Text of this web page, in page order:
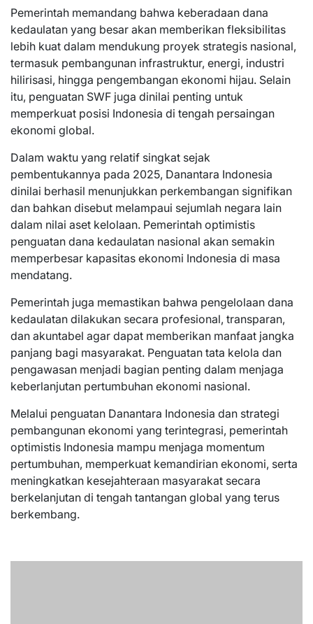
Pemerintah memandang bahwa keberadaan dana
kedaulatan yang besar akan memberikan fleksibilitas
lebih kuat dalam mendukung proyek strategis nasional,
termasuk pembangunan infrastruktur, energi, industri
hilirisasi, hingga pengembangan ekonomi hijau. Selain
itu, penguatan SWF juga dinilai penting untuk
memperkuat posisi Indonesia di tengah persaingan
ekonomi global.
Dalam waktu yang relatif singkat sejak
pembentukannya pada 2025, Danantara Indonesia
dinilai berhasil menunjukkan perkembangan signifikan
dan bahkan disebut melampaui sejumlah negara lain
dalam nilai aset kelolaan. Pemerintah optimistis
penguatan dana kedaulatan nasional akan semakin
memperbesar kapasitas ekonomi Indonesia di masa
mendatang.
Pemerintah juga memastikan bahwa pengelolaan dana
kedaulatan dilakukan secara profesional, transparan,
dan akuntabel agar dapat memberikan manfaat jangka
panjang bagi masyarakat. Penguatan tata kelola dan
pengawasan menjadi bagian penting dalam menjaga
keberlanjutan pertumbuhan ekonomi nasional.
Melalui penguatan Danantara Indonesia dan strategi
pembangunan ekonomi yang terintegrasi, pemerintah
optimistis Indonesia mampu menjaga momentum
pertumbuhan, memperkuat kemandirian ekonomi, serta
meningkatkan kesejahteraan masyarakat secara
berkelanjutan di tengah tantangan global yang terus
berkembang.